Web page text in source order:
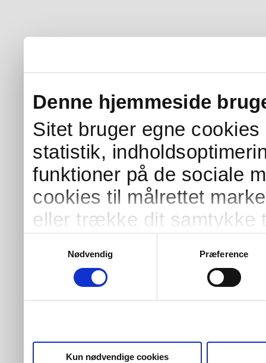
Denne hjemmeside
Sitet bruger egne
statistik,
funktioner på de sociale
cookies til målrettet
eller trække dit samtykke
Nødvendig
Præference
Kun nødvendige cookies